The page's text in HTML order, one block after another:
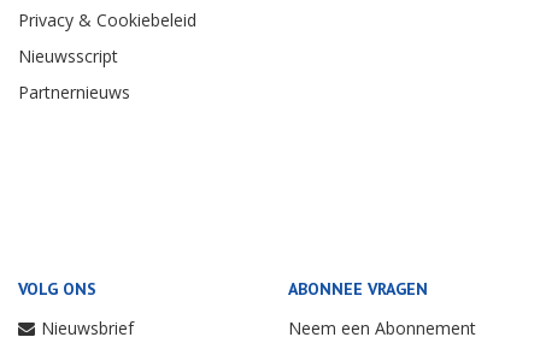
Privacy & Cookiebeleid
Nieuwsscript
Partnernieuws
VOLG ONS
Nieuwsbrief
ABONNEE VRAGEN
Neem een Abonnement